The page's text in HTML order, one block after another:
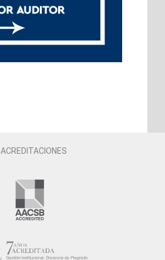
ACREDITACIONES